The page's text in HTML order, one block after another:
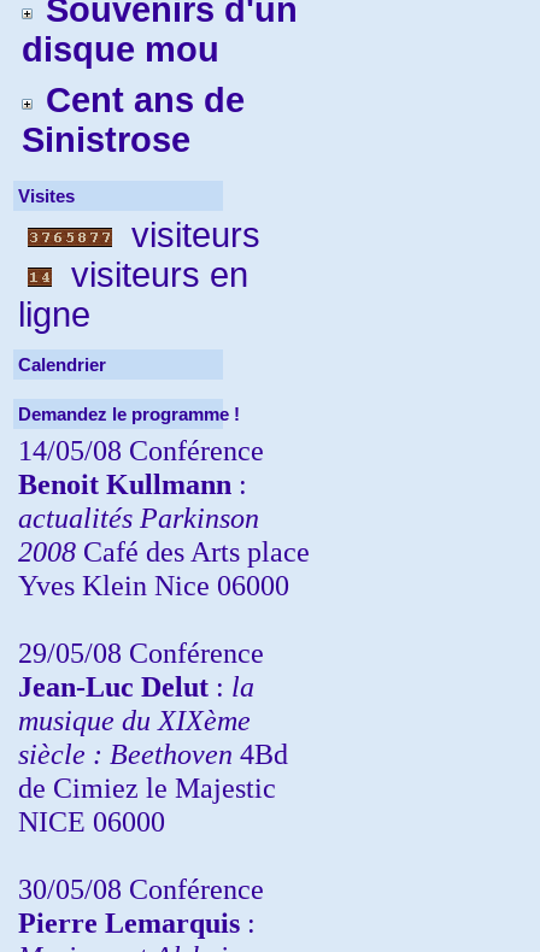
Souvenirs d'un
disque mou
Cent ans de
Sinistrose
Visites
visiteurs
visiteurs en
ligne
Calendrier
Demandez le programme !
14/05/08 Conférence
Benoit Kullmann :
actualités Parkinson
2008 Café des Arts place
Yves Klein Nice 06000
29/05/08 Conférence
Jean-Luc Delut : la
musique du XIXème
siècle : Beethoven 4Bd
de Cimiez le Majestic
NICE 06000
30/05/08 Conférence
Pierre Lemarquis :